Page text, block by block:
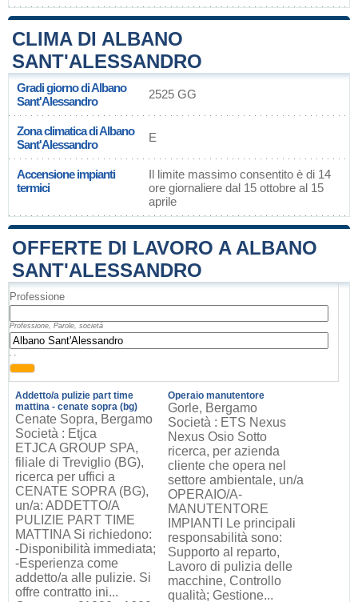
CLIMA DI ALBANO
SANT'ALESSANDRO
Gradi giorno di Albano
Sant'Alessandro
2525 GG
Zona climatica di Albano
Sant'Alessandro
E
Accensione impianti
termici
Il limite massimo consentito è di 14
ore giornaliere dal 15 ottobre al 15
aprile
OFFERTE DI LAVORO A ALBANO
SANT'ALESSANDRO
Professione
Professione, Parole, società
, ,
Addetto/a pulizie part time
mattina - cenate sopra (bg)
Cenate Sopra, Bergamo
Società : Etjca
ETJCA GROUP SPA,
filiale di Treviglio (BG),
ricerca per uffici a
CENATE SOPRA (BG),
un/a: ADDETTO/A
PULIZIE PART TIME
MATTINA Si richiedono:
-Disponibilità immediata;
-Esperienza come
addetto/a alle pulizie. Si
offre contratto ini...
Operaio manutentore
Gorle, Bergamo
Società : ETS Nexus
Nexus Osio Sotto
ricerca, per azienda
cliente che opera nel
settore ambientale, un/a
OPERAIO/A-
MANUTENTORE
IMPIANTI Le principali
responsabilità sono:
Supporto al reparto,
Lavoro di pulizia delle
macchine, Controllo
qualità; Gestione...